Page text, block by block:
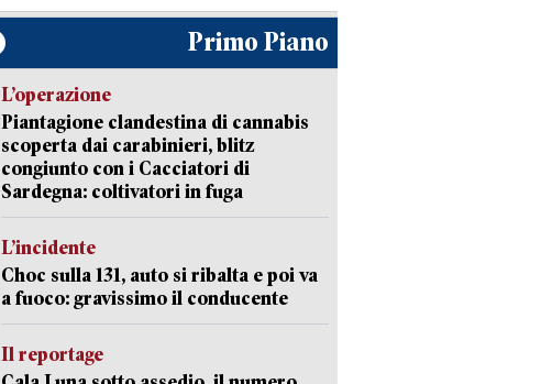
Primo Piano
L’operazione
Piantagione clandestina di cannabis
scoperta dai carabinieri, blitz
congiunto con i Cacciatori di
Sardegna: coltivatori in fuga
L’incidente
Choc sulla 131, auto si ribalta e poi va
a fuoco: gravissimo il conducente
Il reportage